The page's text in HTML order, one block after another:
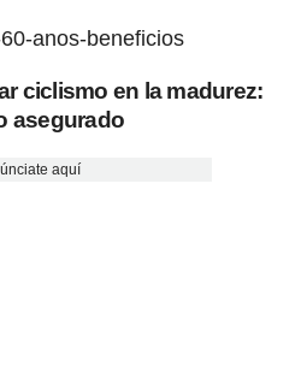
ciclismo en la madurez:
asegurado
aquí